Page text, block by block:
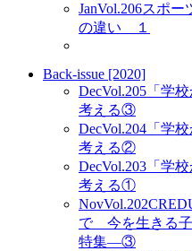
JanVol.206スポー
の違い １
Back-issue [2020]
DecVol.205 「学
考える③
DecVol.204 「学
考える②
DecVol.203 「学
考える①
NovVol.202
で 今を生きる
特集―③